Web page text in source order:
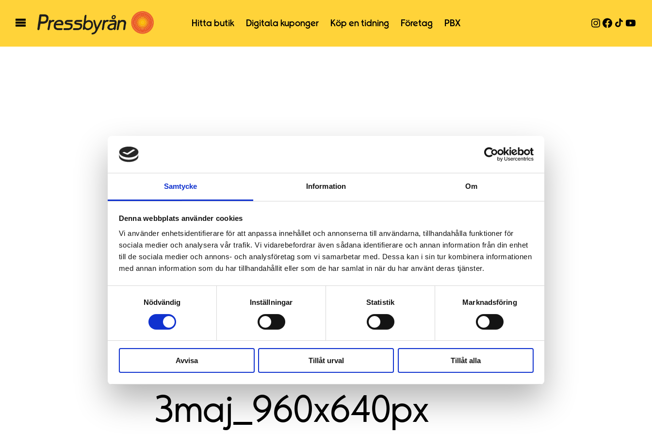
Samtycke Information Om
Denna webbplats använder cookies
Vi använder enhetsidentifierare för att anpassa innehållet och annonserna till användarna, tillhandahålla funktioner för
sociala medier och analysera vår trafik. Vi vidarebefordrar även sådana identifierare och annan information från din enhet
till de sociala medier och annons- och analysföretag som vi samarbetar med. Dessa kan i sin tur kombinera informationen
med annan information som du har tillhandahållit eller som de har samlat in när du har använt deras tjänster.
Nödvändig
Inställningar Statistik Marknadsföring
Avvisa Tillåt urval Tillåt alla
Hitta butik Digitala kuponger Köp en tidning Företag PBX
3maj_960x640px